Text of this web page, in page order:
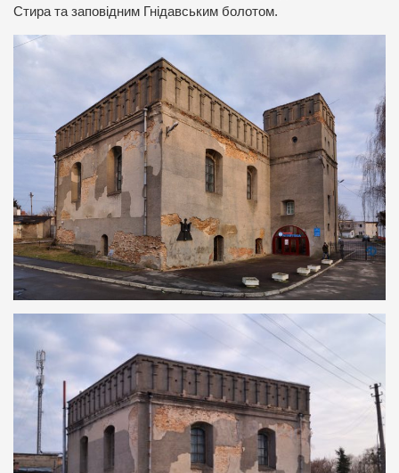
Стира та заповідним Гнідавським болотом.